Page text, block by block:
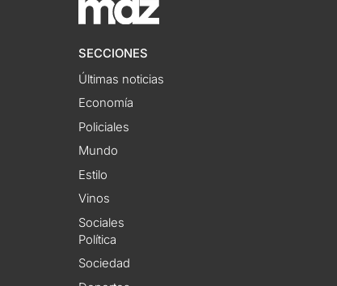
SECCIONES
Últimas noticias
Economía
Policiales
Mundo
Estilo
Vinos
Sociales
Política
Sociedad